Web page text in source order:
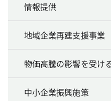
情報提供
地域企業再建支援事業
物価高騰の影響を受け
中小企業振興施策